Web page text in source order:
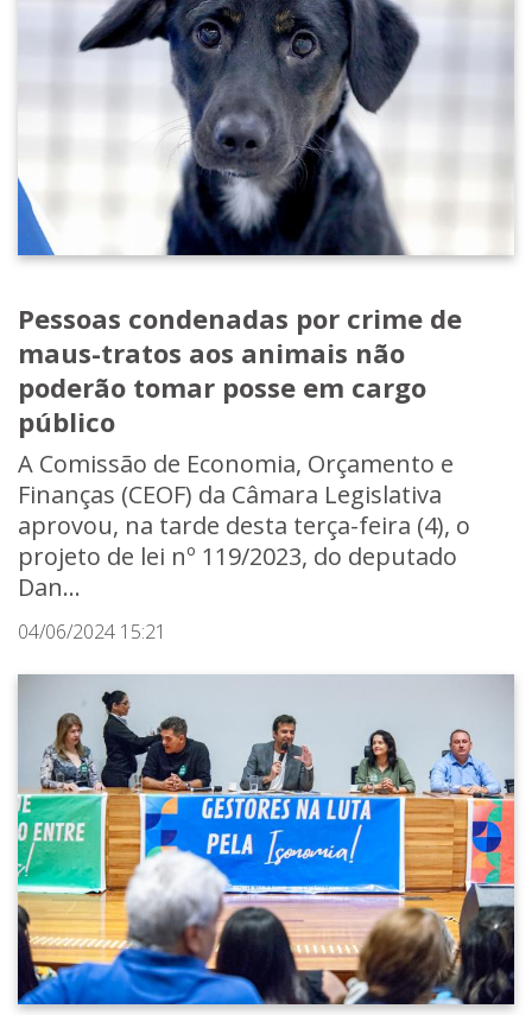
Pessoas condenadas por crime de
maus-tratos aos animais não
poderão tomar posse em cargo
público
A Comissão de Economia, Orçamento e
Finanças (CEOF) da Câmara Legislativa
aprovou, na tarde desta terça-feira (4), o
projeto de lei nº 119/2023, do deputado
Dan...
04/06/2024 15:21